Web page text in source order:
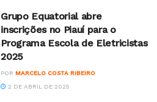
Grupo Equatorial abre
inscrições no Piauí para o
Programa Escola de Eletricistas
2025
POR MARCELO COSTA RIBEIRO
2 DE ABRIL DE 2025